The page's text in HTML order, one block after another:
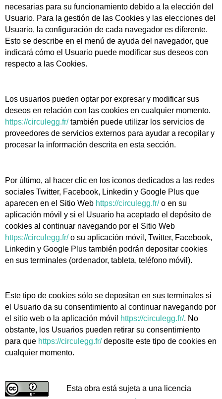
necesarias para su funcionamiento debido a la elección del
Usuario. Para la gestión de las Cookies y las elecciones del
Usuario, la configuración de cada navegador es diferente.
Esto se describe en el menú de ayuda del navegador, que
indicará cómo el Usuario puede modificar sus deseos con
respecto a las Cookies.
Los usuarios pueden optar por expresar y modificar sus
deseos en relación con las cookies en cualquier momento.
https://circulegg.fr/también puede utilizar los servicios de
proveedores de servicios externos para ayudar a recopilar y
procesar la información descrita en esta sección.
Por último, al hacer clic en los iconos dedicados a las redes
sociales Twitter, Facebook, Linkedin y Google Plus que
aparecen en el Sitio Web https://circulegg.fr/o en su
aplicación móvil y si el Usuario ha aceptado el depósito de
cookies al continuar navegando por el Sitio Web
https://circulegg.fr/o su aplicación móvil, Twitter, Facebook,
Linkedin y Google Plus también podrán depositar cookies
en sus terminales (ordenador, tableta, teléfono móvil).
Este tipo de cookies sólo se depositan en sus terminales si
el Usuario da su consentimiento al continuar navegando por
el sitio web o la aplicación móvil
https://circulegg.fr/. No
obstante, los Usuarios pueden retirar su consentimiento
para que https://circulegg.fr/deposite este tipo de cookies en
cualquier momento.
Esta obra está sujeta a una licencia